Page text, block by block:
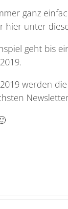
ganz
hier unter
geht bis
werden